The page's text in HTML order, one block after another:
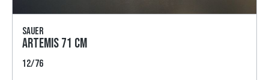
Sauer
Artemis 71 cm
12/76